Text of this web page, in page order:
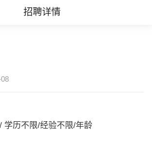
招聘详情
学历不限/经验不限/年龄